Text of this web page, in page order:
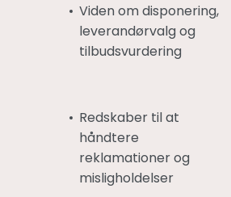
Viden om disponering,
leverandørvalg og
tilbudsvurdering
Redskaber til at
håndtere
reklamationer og
misligholdelser